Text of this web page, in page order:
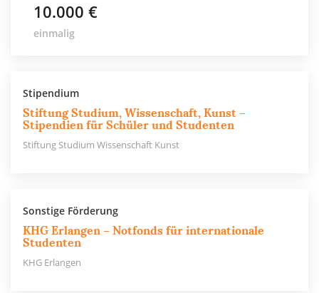
10.000 €
einmalig
Stipendium
Stiftung Studium, Wissenschaft, Kunst –
Stipendien für Schüler und Studenten
Stiftung Studium Wissenschaft Kunst
Sonstige Förderung
KHG Erlangen – Notfonds für internationale
Studenten
KHG Erlangen